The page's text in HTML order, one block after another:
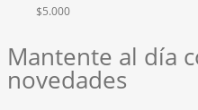
$5.000
Mantente al día
novedades